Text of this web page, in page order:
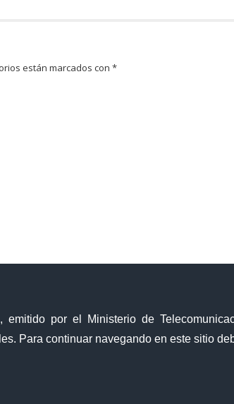
, emitido por el Ministerio de
Para continuar navegando en este sitio
están marcados con*